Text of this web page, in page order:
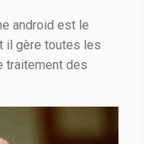
android est le
il gère toutes les
traitement des